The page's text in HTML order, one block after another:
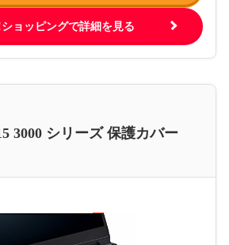
ショッピングで詳細を見る
3000 シリーズ 保護カバー